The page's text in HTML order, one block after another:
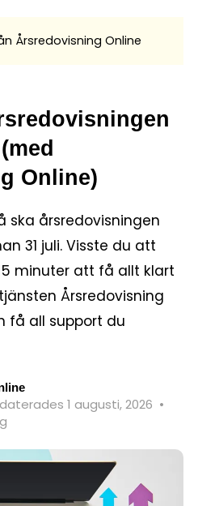
Årsredovisning Online
Online)
ska årsredovisningen
31 juli. Visste du att
minuter att få allt klart
Årsredovisning
få all support du
1 augusti, 2026 •